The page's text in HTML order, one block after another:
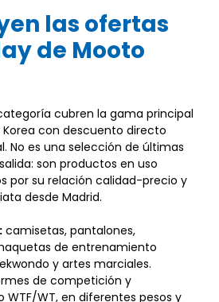
las ofertas
de Mooto
cubren la gama principal
con descuento directo
No es una selección de últimas
son productos en uso
por su relación calidad-precio y
desde Madrid.
camisetas, pantalones,
de entrenamiento
y artes marciales.
de competición y
WT, en diferentes pesos y